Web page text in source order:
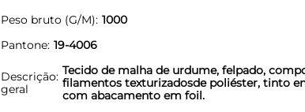
Peso bruto (G/M) 1000
Pantone 19-4006
Descrição
geral
Tecido de malha de urdume, felpado,
filamentos texturizadosde poliéster, tinto
com abacamento em foil.